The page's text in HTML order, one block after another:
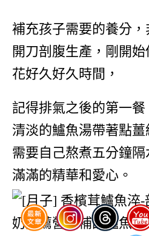
補充孩子需要的養分，
開刀剖腹生產，剛開
花好久好久時間，
記得排氣之後的第一餐
清淡的鱸魚湯帶著點
需要自己熬煮五分鐘隔
滿滿的精華和愛心。